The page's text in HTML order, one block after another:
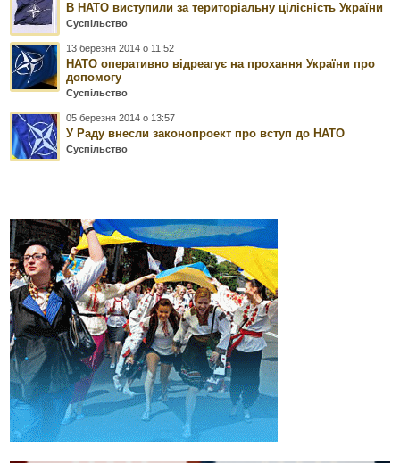
В НАТО виступили за територіальну цілісність України
Суспільство
13 березня 2014 о 11:52
НАТО оперативно відреагує на прохання України про
допомогу
Суспільство
05 березня 2014 о 13:57
У Раду внесли законопроект про вступ до НАТО
Суспільство